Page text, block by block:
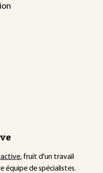
, fruit d'un travail
équipe de spécialistes.